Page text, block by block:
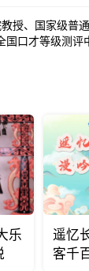
授、国家级普
国口才等级测评
乐
遥忆
客千